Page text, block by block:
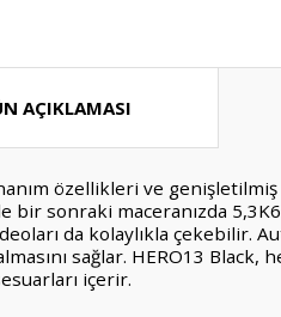
AÇIKLAMASI
özellikleri ve
bir sonraki maceranızda
da kolaylıkla çekebilir.
sağlar. HERO13
içerir.